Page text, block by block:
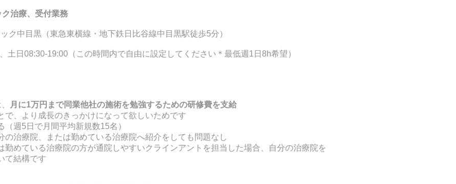
治療、受付業務
ク中目黒（東急東横線・地下鉄日比谷線中目黒駅徒歩5分）
土日08:30-19:00（この時間内で自由に設定してください＊ 最低週1日8h希望）
月に1万円まで同業他社の施術を勉強するための研修費を支給
、
より成長のきっかけになって欲しいためです
（週5日で月間平均新規数15名）
の治療院、または勤めている治療院へ紹介をしても問題なし
勤めている治療院の方が通院しやすいクラインアントを担当した場合、自分の治療院を
て結構です